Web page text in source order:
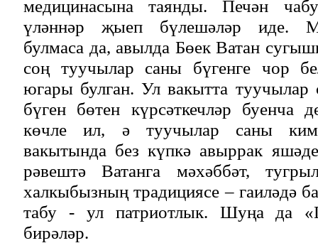
медицинасына таянды. Печән
үләннәр җыеп бүлешәләр иде.
булмаса да, авылда Бөек Ватан
соң туучылар саны бүгенге чор
югары булган. Ул вакытта туучылар
бүген бөтен күрсәткечләр буенча
көчле ил, ә туучылар саны
вакытында без күпкә авыррак
рәвештә Ватанга мәхәббәт,
халкыбызның традициясе – гаиләдә
табу - ул патриотлык. Шуңа да
бирәләр.